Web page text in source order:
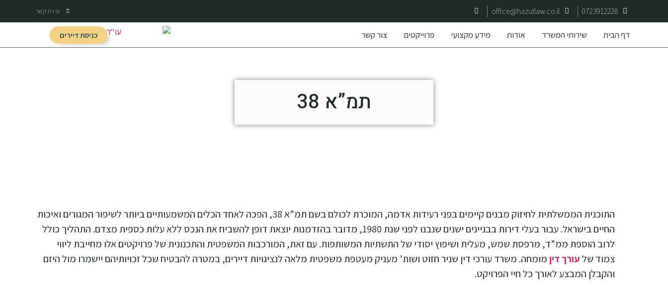
0723912228
office@hazutlaw.co.il יצירת קשר
דף הבית שירותי המשרד אודות מידע מקצועי פרוייקטים צור קשר כניסת דיירים
תמ”א 38
התוכנית הממשלתית לחיזוק מבנים קיימים בפני רעידות אדמה, המוכרת לכולם בשם תמ”א 38, הפכה לאחד הכלים המשמעותיים ביותר לשיפור המגורים ואיכות
החיים בישראל. עבור בעלי דירות בבניינים ישנים שנבנו לפני שנת 1980, מדובר בהזדמנות יוצאת דופן להשביח את הנכס ללא עלות כספית מצדם. התהליך כולל
לרוב הוספת ממ”ד, מרפסת שמש, מעלית ושיפוץ יסודי של התשתיות המשותפות. עם זאת, המורכבות המשפטית והתכנונית של פרויקטים אלו מחייבת ליווי
צמוד שלעורך דיןמומחה. משרד עורכי דין שניר חזוט ושות’ מעניק מעטפת משפטית מלאה לנציגויות דיירים, במטרה להבטיח שכל זכויותיהם יישמרו מול היזם
והקבלן המבצע לאורך כל חיי הפרויקט.